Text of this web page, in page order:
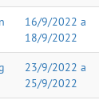
16/9/2022 a
18/9/2022
23/9/2022 a
25/9/2022